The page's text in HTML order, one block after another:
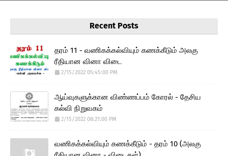
Recent Posts
தரம் 11 - வணிகக்கல்வியும் கணக்கீடும் அலகு
ரீதியான வினா விடை
2/15/2022 05:45:00 PM
ஆய்வுகளுக்கான விண்ணப்பம் கோரல் - தேசிய
கல்வி நிறுவகம்
2/15/2022 08:21:00 PM
வணிகக்கல்வியும் கணக்கீடும் - தரம் 10 (அலகு